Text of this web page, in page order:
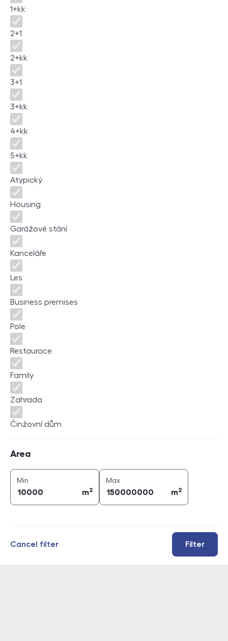
1+kk
2+1
2+kk
3+1
3+kk
4+kk
5+kk
Atypický
Housing
Garážové stání
Kanceláře
Les
Business premises
Pole
Restaurace
Family
Zahrada
Činžovní dům
Area
Min
m2
Maxarea (
m2
Filter
Cancel filter